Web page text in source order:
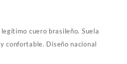
cuero brasileño. Suela
confortable. Diseño nacional